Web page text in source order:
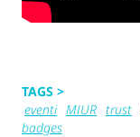
TAGS >
eventi MIUR trust
badges